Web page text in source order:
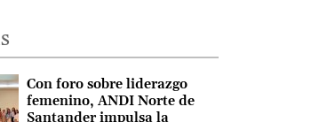
Con foro sobre liderazgo
femenino, ANDI Norte de
Santander impulsa la